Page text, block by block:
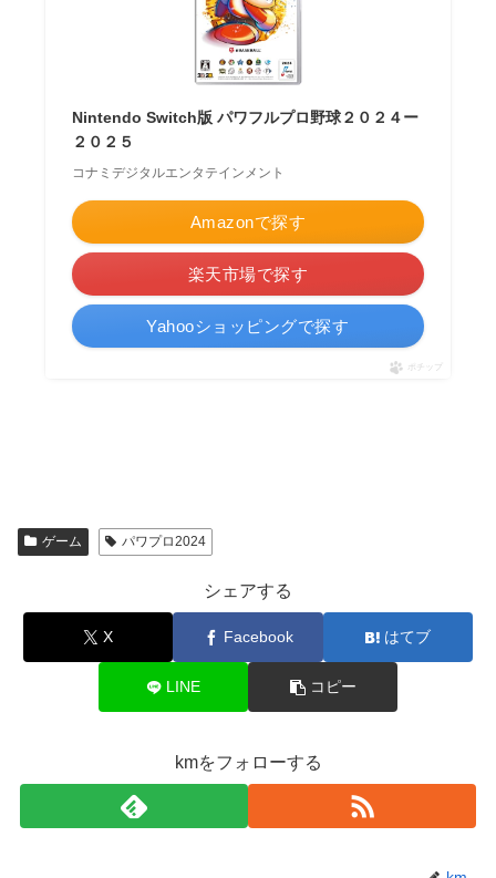
Nintendo Switch版 パワフルプロ野球２０２４ー
２０２５
コナミデジタルエンタテインメント
Amazonで探す
楽天市場で探す
Yahooショッピングで探す
ポチップ
ゲーム パワプロ2024
シェアする
X Facebook はてブ
LINE コピー
kmをフォローする